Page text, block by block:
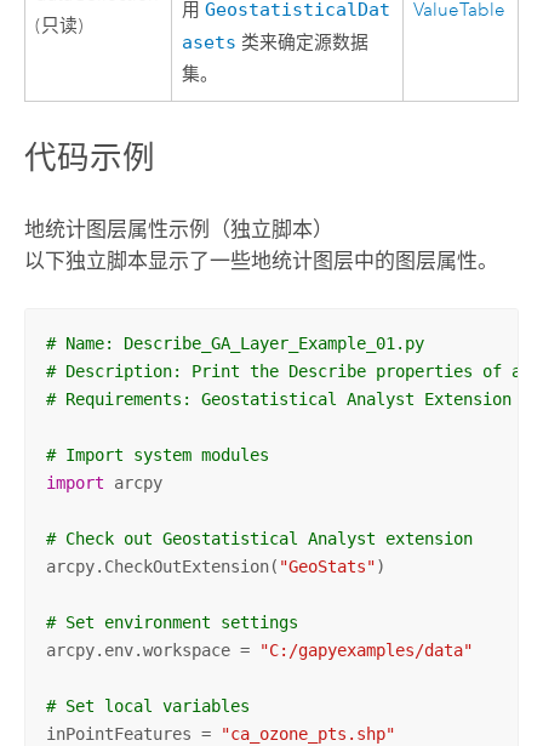
(只读)
用GeostatisticalDat
asets 类来确定源数据
集。
ValueTable
代码示例
地统计图层属性示例（独立脚本）
以下独立脚本显示了一些地统计图层中的图层属性。
# Name: Describe_GA_Layer_Example_01.py
# Description: Print the Describe properties of a
# Requirements: Geostatistical Analyst Extension
# Import system modules
import arcpy
# Check out Geostatistical Analyst extension
arcpy.CheckOutExtension( "GeoStats")
# Set environment settings
arcpy.env.workspace =
"C:/gapyexamples/data"
# Set local variables
inPointFeatures =
"ca_ozone_pts.shp"